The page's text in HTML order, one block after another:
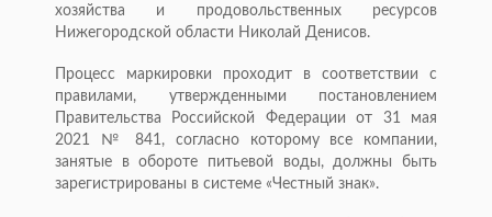
хозяйства и продовольственных ресурсов
Нижегородской области Николай Денисов.
Процесс маркировки проходит в соответствии с
правилами, утвержденными постановлением
Правительства Российской Федерации от 31 мая
2021 № 841, согласно которому все компании,
занятые в обороте питьевой воды, должны быть
зарегистрированы в системе «Честный знак».